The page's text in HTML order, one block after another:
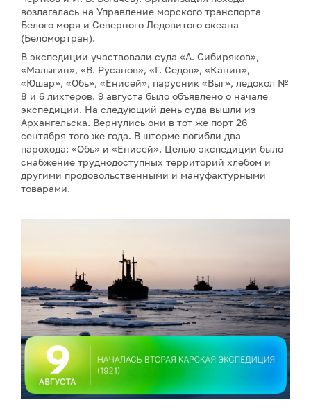
возлагалась на Управление морского транспорта
Белого моря и Северного Ледовитого океана
(Беломортран).
В экспедиции участвовали суда «А. Сибиряков»,
«Малыгин», «В. Русанов», «Г. Седов», «Канин»,
«Юшар», «Обь», «Енисей», парусник «Выг», ледокол №
8 и 6 лихтеров. 9 августа было объявлено о начале
экспедиции. На следующий день суда вышли из
Архангельска. Вернулись они в тот же порт 26
сентября того же года. В шторме погибли два
парохода: «Обь» и «Енисей». Целью экспедиции было
снабжение труднодоступных территорий хлебом и
другими продовольственными и мануфактурными
товарами.